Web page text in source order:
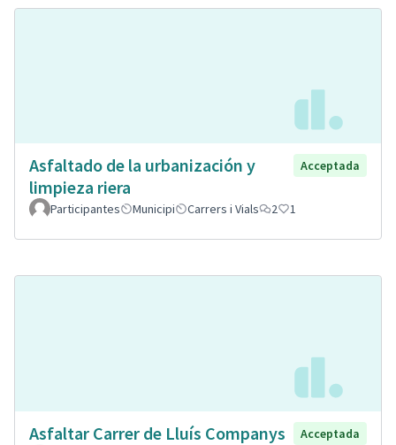
Asfaltado de la urbanización y
limpieza riera
Acceptada
Participantes Municipi Carrers i Vials 2 1
Asfaltar Carrer de Lluís Companys
Acceptada